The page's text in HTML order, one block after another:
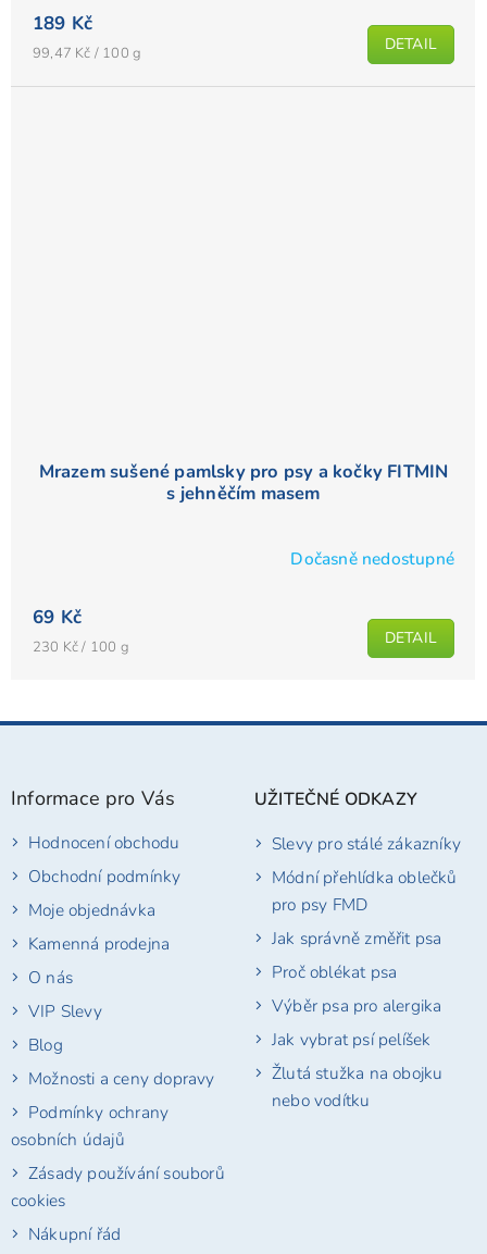
189 Kč
Měrná
99,47 Kč / 100 g DETAIL
Mrazem sušené pamlsky pro psy a kočky FITMIN
s jehněčím masem
Dočasně nedostupné
69 Kč
Měrná
230 Kč / 100 g DETAIL
Z
Informace pro Vás
Hodnocení obchodu
Obchodní podmínky
Moje objednávka
Kamenná prodejna
O nás
VIP Slevy
Blog
Možnosti a ceny dopravy
Podmínky ochrany
osobních údajů
Zásady používání souborů
cookies
Nákupní řád
UŽITEČNÉ ODKAZY
Slevy pro stálé zákazníky
Módní přehlídka oblečků
pro psy FMD
Jak správně změřit psa
Proč oblékat psa
Výběr psa pro alergika
Jak vybrat psí pelíšek
Žlutá stužka na obojku
nebo vodítku